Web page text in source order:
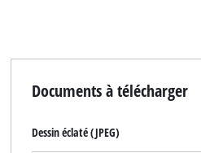
Documents à télécharger
Dessin éclaté (JPEG)